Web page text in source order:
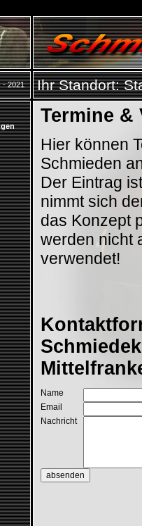
- 2021 Ihr Standort:
Termine &
Hier können
Schmieden
Der Eintrag
nimmt sich
das Konzept
werden nicht
verwendet!
Name
Email
Nachricht